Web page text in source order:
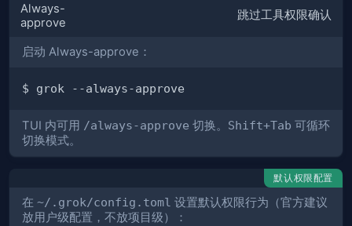
Always-
approve
跳过工具权限确认
启动 Always-approve：
TUI 内可用 /always-approve 切换。 Shift+Tab 可循环
切换模式。
默认权限配置
在 ~/.grok/config.toml 设置默认权限行为（官方建议
放用户级配置，不放项目级）：